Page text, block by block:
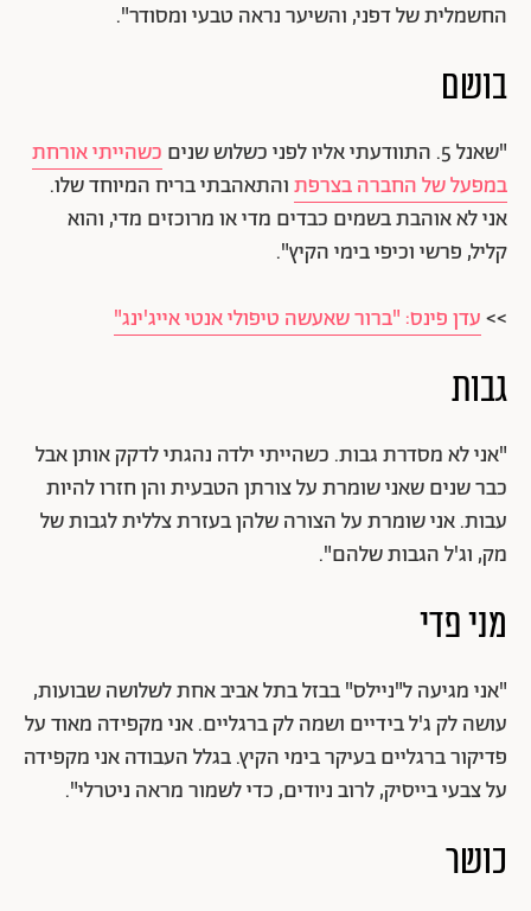
החשמלית של דפני, והשיער נראה טבעי ומסודר".
בושם
"שאנל 5. התוודעתי אליו לפני כשלוש שנים
כשהייתי אורחת
במפעל של החברה בצרפתוהתאהבתי בריח המיוחד שלו.
אני לא אוהבת בשמים כבדים מדי או מרוכזים מדי, והוא
קליל, פרשי וכיפי בימי הקיץ".
>>עדן פינס: "ברור שאעשה טיפולי אנטי אייג'ינג"
גבות
"אני לא מסדרת גבות. כשהייתי ילדה נהגתי לדקק אותן אבל
כבר שנים שאני שומרת על צורתן הטבעית והן חזרו להיות
עבות. אני שומרת על הצורה שלהן בעזרת צללית לגבות של
מק, וג'ל הגבות שלהם".
מני פדי
"אני מגיעה ל"ניילס" בבזל בתל אביב אחת לשלושה שבועות,
עושה לק ג'ל בידיים ושמה לק ברגליים. אני מקפידה מאוד על
פדיקור ברגליים בעיקר בימי הקיץ. בגלל העבודה אני מקפידה
על צבעי בייסיק, לרוב ניודים, כדי לשמור מראה ניטרלי".
כושר